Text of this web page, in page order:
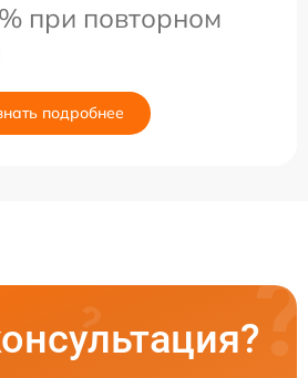
при повторном
подробнее